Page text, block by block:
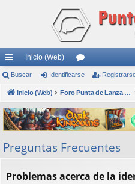
nl
ac
es
rá
pi
Inicio (Web)
or
os
Buscar Identificarse
Inicio (Web) Foro Punta de Lanza Wargames
Preguntas Frecuentes
Problemas acerca de la